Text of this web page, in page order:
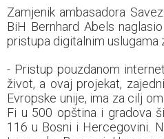
Zamjenik ambasadora
BiH Bernhard Abels
pristupa digitalnim uslugama
- Pristup pouzdanom
život, a ovaj projekat,
Evropske unije, ima za cilj
Fi u 500 opština i gradova
116 u Bosni i Hercegovini.